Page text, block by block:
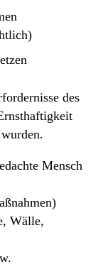
des
Mensch
Wälle,